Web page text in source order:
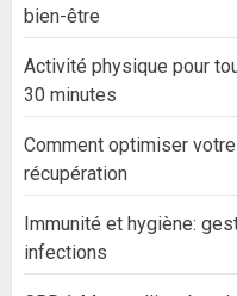
bien-être
Activité physique pour
30 minutes
Comment optimiser
récupération
Immunité et hygiène:
infections